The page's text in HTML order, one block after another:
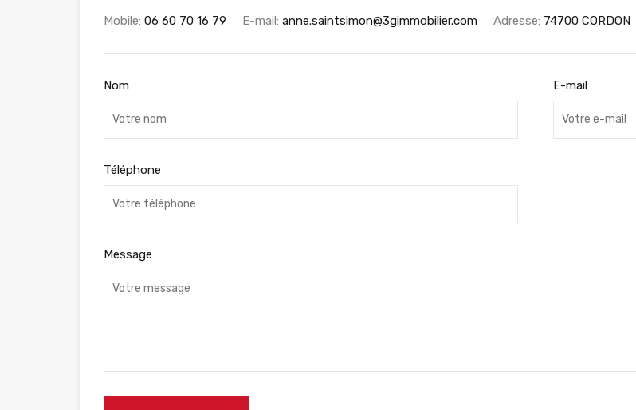
Mobile: 06 60 70 16 79 E-mail: anne.saintsimon@3gimmobilier.com Adresse: 74700 CORDON
Nom E-mail
Téléphone
Message